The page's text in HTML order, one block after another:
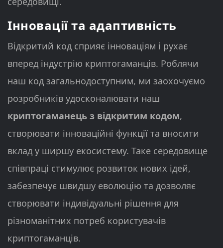
Інновації та адаптивність
Відкритий код сприяє інноваціям і рухає
вперед індустрію криптогаманців. Роблячи
наш код загальнодоступним, ми заохочуємо
розробників удосконалювати наш
криптогаманець з відкритим кодом,
створювати інноваційні функції та вносити
вклад у ширшу екосистему. Таке середовище
співпраці стимулює розвиток нових ідей,
забезпечує швидшу еволюцію та дозволяє
створювати індивідуальні рішення для
різноманітних потреб користувачів
криптогаманців.